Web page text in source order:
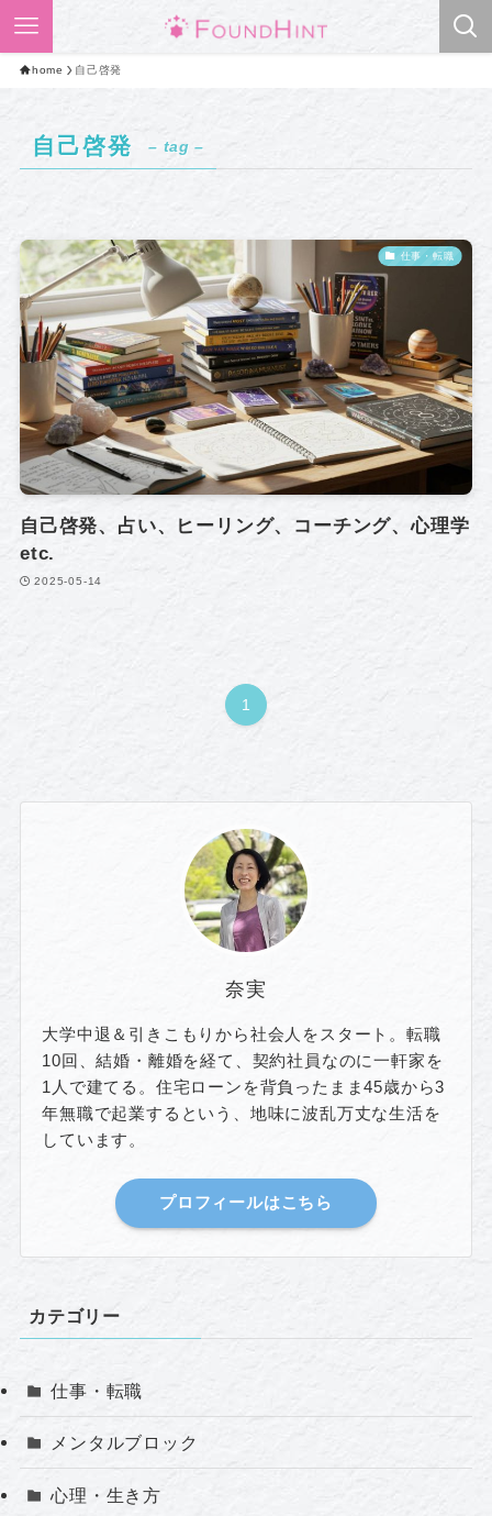
home 自己啓発
自己啓発 – tag –
仕事・転職
自己啓発、占い、ヒーリング、コーチング、心理学
etc.
2025-05-14
1
奈実
大学中退＆引きこもりから社会人をスタート。転職
10回、結婚・離婚を経て、契約社員なのに一軒家を
1人で建てる。住宅ローンを背負ったまま45歳から3
年無職で起業するという、地味に波乱万丈な生活を
しています。
プロフィールはこちら
カテゴリー
仕事・転職
メンタルブロック
心理・生き方